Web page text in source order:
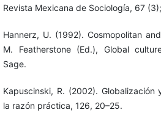
Revista Mexicana de Sociología, 67
Hannerz, U. (1992). Cosmopolitan
M. Featherstone (Ed.), Global
Sage.
Kapuscinski, R. (2002).
la razón práctica, 126, 20–25.